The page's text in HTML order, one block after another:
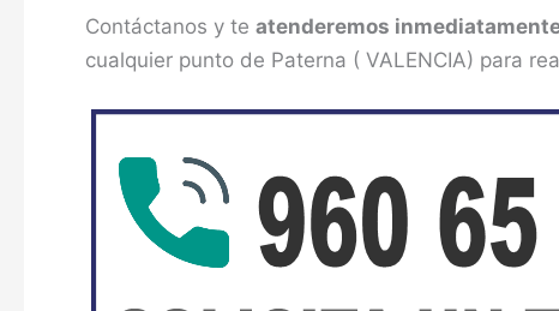
Contáctanos y te atenderemos
cualquier punto de Paterna ( VALENCIA) para